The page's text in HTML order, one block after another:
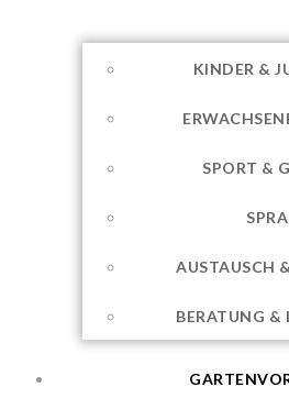
KINDER &
SPORT &
AUSTAUSCH
BERATUNG